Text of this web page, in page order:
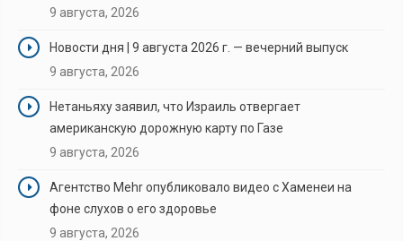
9 августа, 2026
Новости дня | 9 августа 2026 г. — вечерний выпуск
9 августа, 2026
Нетаньяху заявил, что Израиль отвергает
американскую дорожную карту по Газе
9 августа, 2026
Агентство Mehr опубликовало видео с Хаменеи на
фоне слухов о его здоровье
9 августа, 2026